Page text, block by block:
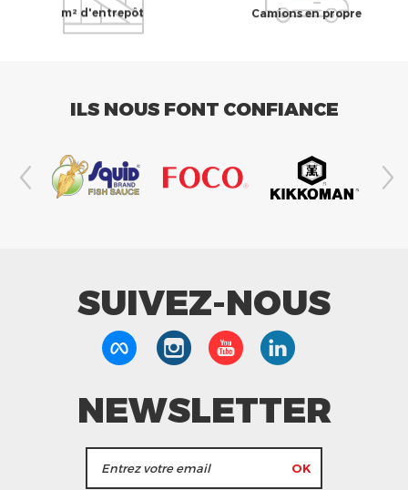
m² d'entrepôt Camions en propre
ILS NOUS FONT CONFIANCE
SUIVEZ-NOUS
NEWSLETTER